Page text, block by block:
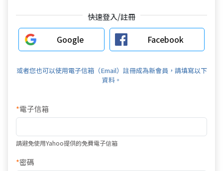
快速登入/註冊
Google Facebook
或者您也可以使用電子信箱（Email）註冊成為新會員，請填寫以下
資料。
*電子信箱
請避免使用Yahoo提供的免費電子信箱
*密碼